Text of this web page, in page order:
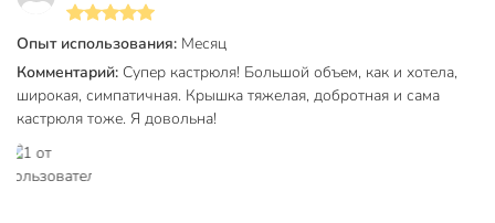
получаете надежность и уверенность в покупке.
Оформите заказ на кастрюлю Taller Тенденси 6.8 л по
выгодной цене — получите универсальное решение для
кухни, дачи или подарка с гарантией качества и быстрой
доставкой.
Частые вопросы:
Опыт использования: Месяц
Комментарий: Супер кастрюля! Большой объем, как и хотела,
широкая, симпатичная. Крышка тяжелая, добротная и сама
кастрюля тоже. Я довольна!